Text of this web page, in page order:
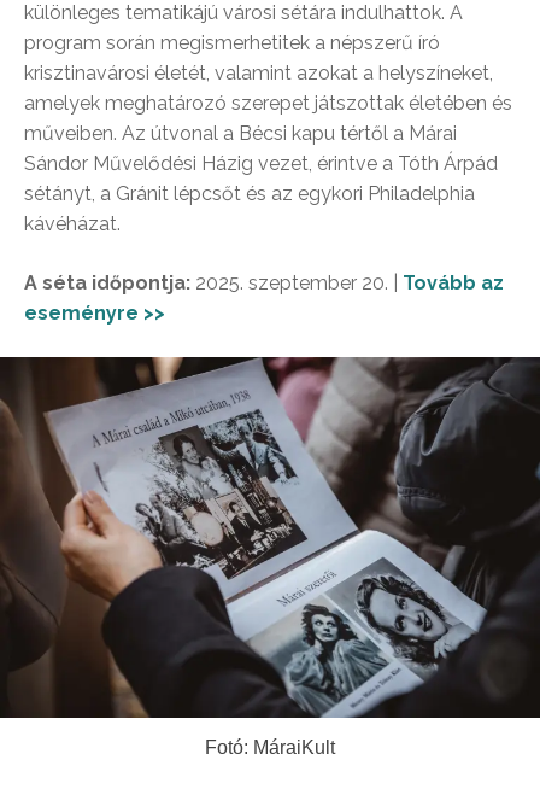
különleges tematikájú városi sétára indulhattok. A
program során megismerhetitek a népszerű író
krisztinavárosi életét, valamint azokat a helyszíneket,
amelyek meghatározó szerepet játszottak életében és
műveiben. Az útvonal a Bécsi kapu tértől a Márai
Sándor Művelődési Házig vezet, érintve a Tóth Árpád
sétányt, a Gránit lépcsőt és az egykori Philadelphia
kávéházat.
A séta időpontja: 2025. szeptember 20. | Tovább az
eseményre >>
Fotó: MáraiKult